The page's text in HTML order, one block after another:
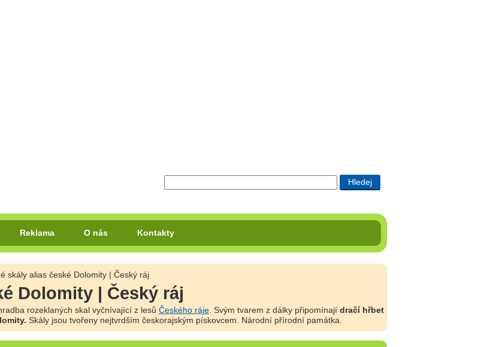
Reklama O nás Kontakty
skály alias české Dolomity | Český ráj
Dolomity | Český ráj
rozeklaných skal vyčnívající z lesů Českého ráje. Svým tvarem z dálky připomínají dračí hřbet
Skály jsou tvořeny nejtvrdším českorajským pískovcem. Národní přírodní památka.